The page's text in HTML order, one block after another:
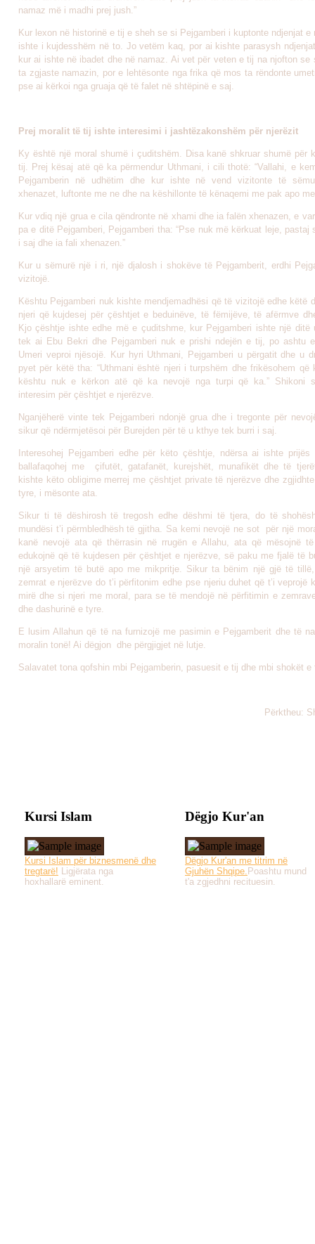
namaz më i madhi prej jush.”
Kur lexon në historinë e tij e sheh se si Pejgamberi i kuptonte ndjenjat e
ishte i kujdesshëm në to. Jo vetëm kaq, por ai kishte parasysh
kur ai ishte në ibadet dhe në namaz. Ai vet për veten e tij na njofton se
ta zgjaste namazin, por e lehtësonte nga frika që mos ta rëndonte
pse ai kërkoi nga gruaja që të falet në shtëpinë e saj.
Prej moralit të tij ishte interesimi i jashtëzakonshëm për njerëzit
Ky është një moral shumë i çuditshëm. Disa kanë shkruar shumë për
tij. Prej kësaj atë që ka përmendur Uthmani, i cili thotë: “Vallahi, e
Pejgamberin në udhëtim dhe kur ishte në vend vizitonte të
xhenazet, luftonte me ne dhe na këshillonte të kënaqemi me pak apo
Kur vdiq një grua e cila qëndronte në xhami dhe ia falën xhenazen, e
pa e ditë Pejgamberi, Pejgamberi tha: “Pse nuk më kërkuat leje, pastaj
i saj dhe ia fali xhenazen.”
Kur u sëmurë një i ri, një djalosh i shokëve të Pejgamberit, erdhi
vizitojë.
Kështu Pejgamberi nuk kishte mendjemadhësi që të vizitojë edhe këtë
njeri që kujdesej për çështjet e beduinëve, të fëmijëve, të afërmve
Kjo çështje ishte edhe më e çuditshme, kur Pejgamberi ishte një ditë
tek ai Ebu Bekri dhe Pejgamberi nuk e prishi ndejën e tij, po ashtu
Umeri veproi njësojë. Kur hyri Uthmani, Pejgamberi u përgatit dhe u
pyet për këtë tha: “Uthmani është njeri i turpshëm dhe frikësohem që
kështu nuk e kërkon atë që ka nevojë nga turpi që ka.” Shikoni
interesim për çështjet e njerëzve.
Nganjëherë vinte tek Pejgamberi ndonjë grua dhe i tregonte për
sikur që ndërmjetësoi për Burejden për të u kthye tek burri i saj.
Interesohej Pejgamberi edhe për këto çështje, ndërsa ai ishte
ballafaqohej me çifutët, gatafanët, kurejshët, munafikët dhe të
kishte këto obligime merrej me çështjet private të njerëzve dhe
tyre, i mësonte ata.
Sikur ti të dëshirosh të tregosh edhe dëshmi të tjera, do të
mundësi t’i përmbledhësh të gjitha. Sa kemi nevojë ne sot për një
kanë nevojë ata që thërrasin në rrugën e Allahu, ata që mësojnë
edukojnë që të kujdesen për çështjet e njerëzve, së paku me fjalë të
një arsyetim të butë apo me mikpritje. Sikur ta bënim një gjë të
zemrat e njerëzve do t’i përfitonim edhe pse njeriu duhet që t’i veprojë
mirë dhe si njeri me moral, para se të mendojë në përfitimin e
dhe dashurinë e tyre.
E lusim Allahun që të na furnizojë me pasimin e Pejgamberit dhe të
moralin tonë! Ai dëgjon dhe përgjigjet në lutje.
Salavatet tona qofshin mbi Pejgamberin, pasuesit e tij dhe mbi shokët e
Përktheu:
Kursi Islam
Kursi Islam për biznesmenë dhe
tregtarë! Ligjërata nga
hoxhallarë eminent.
Dëgjo Kur'an
Dëgjo Kur'an me titrim në
Gjuhën Shqipe. Poashtu mund
t'a zgjedhni recituesin.